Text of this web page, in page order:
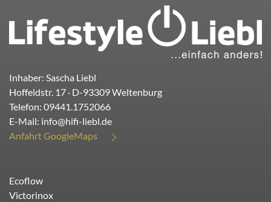
Inhaber: Sascha Liebl
Hoffeldstr. 17 · D-93309Weltenburg
Telefon: 09441.1752066
E-Mail: info@hifi-liebl.de
Anfahrt GoogleMaps
Ecoflow
Victorinox